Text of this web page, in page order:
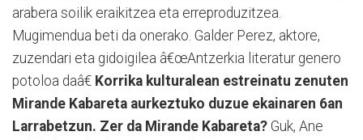
arabera soilik eraikitzea eta erreproduzitzea.
Mugimendua beti da onerako. Galder Perez, aktore,
zuzendari eta gidoigilea â€œAntzerkia literatur genero
potoloa daâ€ Korrika kulturalean estreinatu zenuten
Mirande Kabareta aurkeztuko duzue ekainaren 6an
Larrabetzun. Zer da Mirande Kabareta? Guk, Ane